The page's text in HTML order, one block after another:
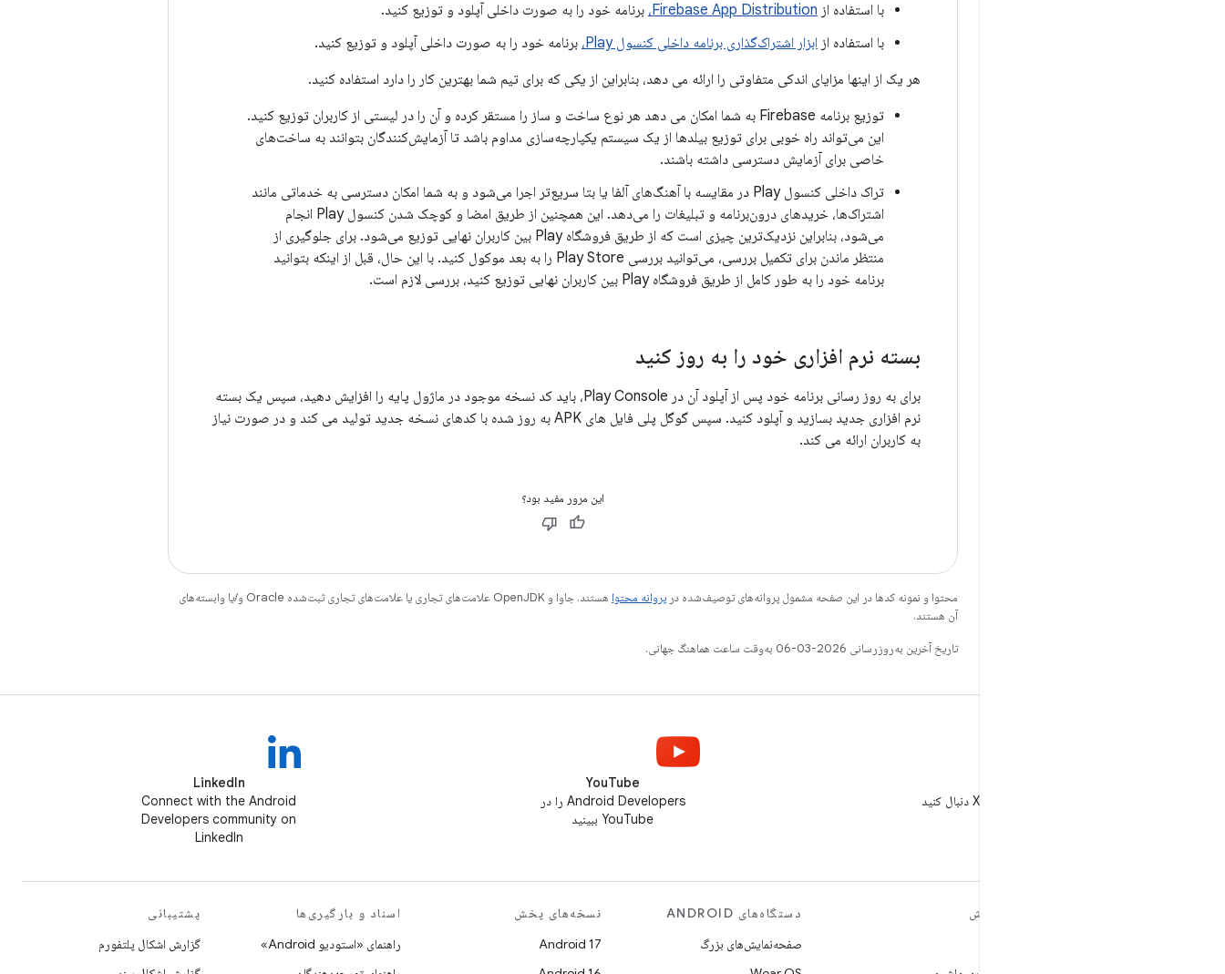
با استفاده از Firebase App Distribution، برنامه خود را به صورت داخلی آپلود و توزیع کنید.
با استفاده از ابزار اشتراک‌گذاری برنامه داخلی کنسول Play،
برنامه خود را به صورت داخلی آپلود و توزیع کنید.
هر یک از اینها مزایای اندکی متفاوتی را ارائه می دهد، بنابراین از یکی که برای تیم شما بهترین کار را دارد استفاده کنید.
توزیع برنامه Firebase به شما امکان می دهد هر نوع ساخت و ساز را مستقر کرده و آن را در لیستی از کاربران توزیع کنید.
این می‌تواند راه خوبی برای توزیع بیلدها از یک سیستم یکپارچه‌سازی مداوم باشد تا آزمایش‌کنندگان بتوانند به ساخت‌های
خاصی برای آزمایش دسترسی داشته باشند.
تراک داخلی کنسول Play در مقایسه با آهنگ‌های آلفا یا بتا سریع‌تر اجرا می‌شود و به شما امکان دسترسی به خدماتی مانند
اشتراک‌ها، خریدهای درون‌برنامه و تبلیغات را می‌دهد. این همچنین از طریق امضا و کوچک شدن کنسول Play انجام
می‌شود، بنابراین نزدیک‌ترین چیزی است که از طریق فروشگاه Play بین کاربران نهایی توزیع می‌شود. برای جلوگیری از
منتظر ماندن برای تکمیل بررسی، می‌توانید بررسی Play Store را به بعد موکول کنید. با این حال، قبل از اینکه بتوانید
برنامه خود را به طور کامل از طریق فروشگاه Play بین کاربران نهایی توزیع کنید، بررسی لازم است.
بسته نرم افزاری خود را به روز کنید
برای به روز رسانی برنامه خود پس از آپلود آن در Play Console، باید کد نسخه موجود در ماژول پایه را افزایش دهید، سپس یک بسته
نرم افزاری جدید بسازید و آپلود کنید. سپس گوگل پلی فایل های APK به روز شده با کدهای نسخه جدید تولید می کند و در صورت نیاز
به کاربران ارائه می کند.
این مرور مفید بود؟
محتوا و نمونه کدها در این صفحه مشمول پروانه‌های توصیف‌شده در پروانه محتوا
هستند. جاوا و OpenJDK علامت‌های تجاری یا علامت‌های تجاری ثبت‌شده Oracle و/یا وابسته‌های
آن هستند.
تاریخ آخرین به‌روزرسانی 2026-03-06 به‌وقت ساعت هماهنگ جهانی.
YouTube
Android Developers را در
YouTube ببینید
LinkedIn
Connect with the Android
Developers community on
LinkedIn
کاوش
دستگاه‌های ANDROID
صفحه‌نمایش‌های بزرگ
نسخه‌های پخش
Android 17
اسناد و بارگیری‌ها
راهنمای «استودیو Android»
پشتیبانی
گزارش اشکال پلتفورم